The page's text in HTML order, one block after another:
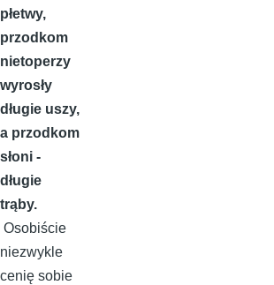
płetwy,
przodkom
nietoperzy
wyrosły
długie uszy,
a przodkom
słoni -
długie
trąby.
Osobiście
niezwykle
cenię sobie